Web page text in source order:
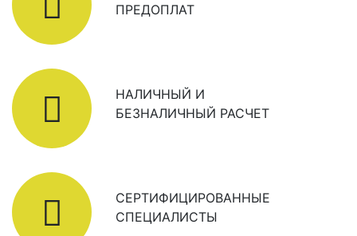
ПРЕДОПЛАТ
НАЛИЧНЫЙ И
БЕЗНАЛИЧНЫЙ РАСЧЕТ
СЕРТИФИЦИРОВАННЫЕ
СПЕЦИАЛИСТЫ